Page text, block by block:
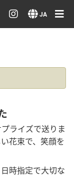
JA
す
ぶライズで送りま
花束で、笑顔を
時指定で大切な